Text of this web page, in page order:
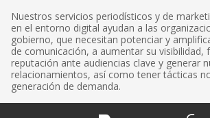
Nuestros servicios periodísticos y de
en el entorno digital ayudan a las
gobierno, que necesitan potenciar y
de comunicación, a aumentar su visibilidad,
reputación ante audiencias clave y generar
relacionamientos, así como tener tácticas
generación de demanda.